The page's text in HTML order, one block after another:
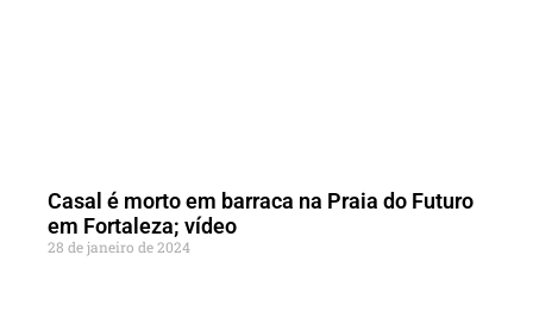
Casal é morto em barraca na Praia do Futuro
em Fortaleza; vídeo
28 de janeiro de 2024